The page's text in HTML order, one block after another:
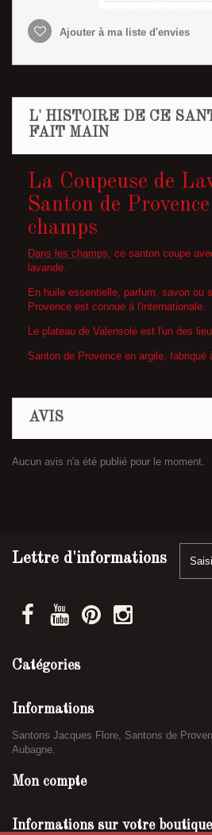
Ajouter à ma liste d'envies
L' HISTOIRE DE CE
FAIT MAIN
La Coupeuse de
Santon de
champs
Dans les champs, ce santon coupe
lavande.
En huile essentielle, parfum, savon ou
Provence est connue à l'internationale.
Le plateau de Valensole est l'un des
Santon de Provence en argile, fabriqué
AVIS
Aucun avis n'a été publié pour le moment.
Lettre d'informations
Catégories
Informations
Santons Jacques Flore, Santons de
Aubagne.
Mon compte
Informations sur votre boutique